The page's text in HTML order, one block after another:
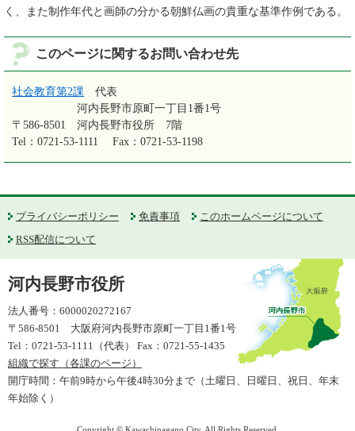
く、また制作年代と画師の分かる朝鮮仏画の貴重な基準作例である。
このページに関するお問い合わせ先
社会教育第2課 代表
〒586-8501
河内長野市原町一丁目1番1号
河内長野市役所 7階
Tel：0721-53-1111
Fax：0721-53-1198
プライバシーポリシー 免責事項
このホームページについて
RSS配信について
河内長野市役所
法人番号：6000020272167
〒586-8501 大阪府河内長野市原町一丁目1番1号
Tel：0721-53-1111（代表） Fax：0721-55-1435
組織で探す（各課のページ）
開庁時間：午前9時から午後4時30分まで（土曜日、日曜日、祝日、年末
年始除く）